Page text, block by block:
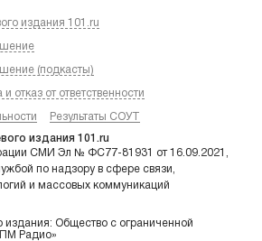
издания 101.ru
(подкасты)
отказ от ответственности
Результаты СОУТ
издания 101.ru
СМИ Эл № ФС77-81931 от 16.09.2021,
по надзору в сфере связи,
и массовых коммуникаций
издания: Общество с ограниченной
Радио»